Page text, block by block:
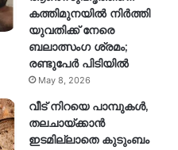
കത്തിമുനയിൽ നിർത്തി
യുവതിക്ക് നേരെ
ബലാത്സംഗ​ ശ്രമം;
രണ്ടുപേർ പിടിയിൽ
May 8, 2026
വീട് നിറയെ പാമ്പുകൾ,
തലചായ്ക്കാൻ
ഇടമില്ലാതെ കുടുംബം